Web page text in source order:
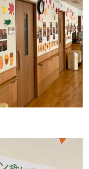
ーム
はこちら
はこちら